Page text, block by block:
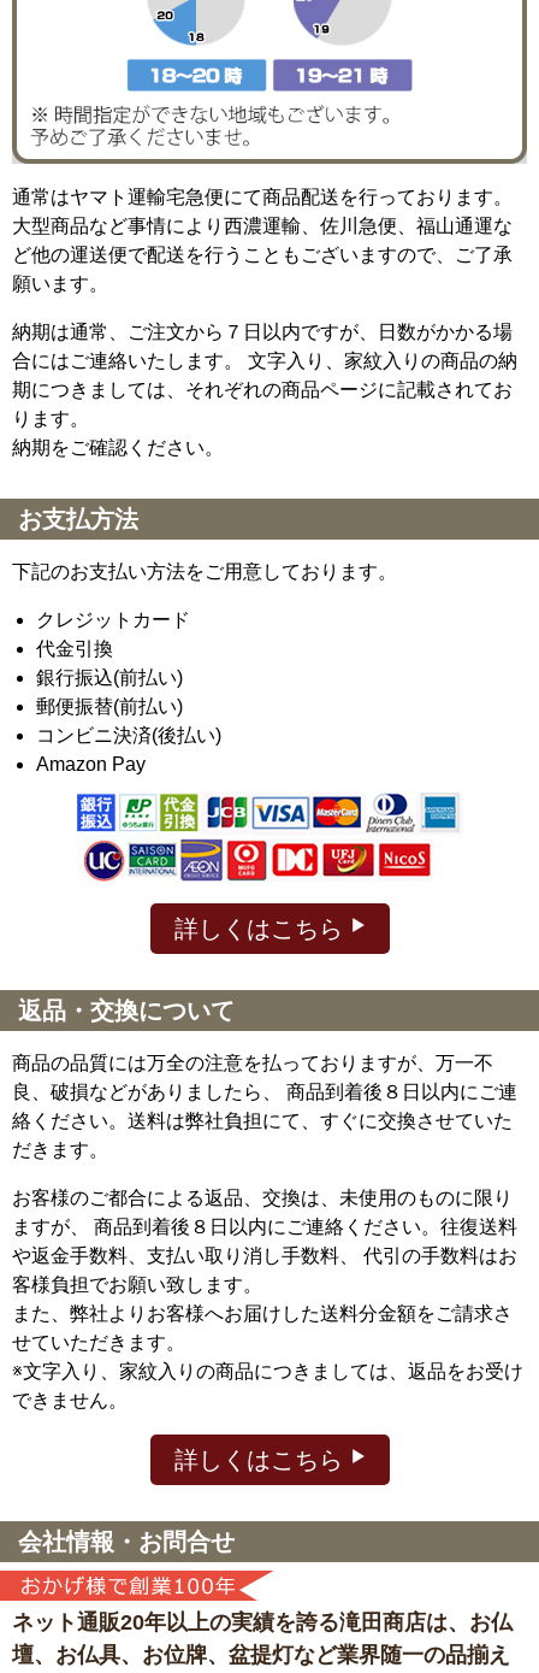
通常はヤマト運輸宅急便にて商品配送を行っております。
大型商品など事情により西濃運輸、佐川急便、福山通運な
ど他の運送便で配送を行うこともございますので、ご了承
願います。
納期は通常、ご注文から７日以内ですが、日数がかかる場
合にはご連絡いたします。 文字入り、家紋入りの商品の納
期につきましては、それぞれの商品ページに記載されてお
ります。
納期をご確認ください。
お支払方法
下記のお支払い方法をご用意しております。
クレジットカード
代金引換
銀行振込(前払い)
郵便振替(前払い)
コンビニ決済(後払い)
Amazon Pay
詳しくはこちら
返品・交換について
商品の品質には万全の注意を払っておりますが、万一不
良、破損などがありましたら、 商品到着後８日以内にご連
絡ください。送料は弊社負担にて、すぐに交換させていた
だきます。
お客様のご都合による返品、交換は、未使用のものに限り
ますが、
商品到着後８日以内にご連絡ください。往復送料
や返金手数料、支払い取り消し手数料、 代引の手数料はお
客様負担でお願い致します。
また、弊社よりお客様へお届けした送料分金額をご請求さ
せていただきます。
※文字入り、家紋入りの商品につきましては、返品をお受け
できません。
詳しくはこちら
会社情報・お問合せ
ネット通販20年以上の実績を誇る滝田商店は、 お仏
壇、お仏具、お位牌、盆提灯など業界随一の品揃え